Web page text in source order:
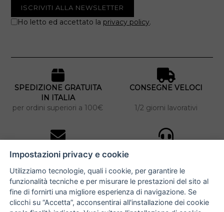
Ho letto ed accettato la privacy policy.
SPEDIZIONE GRATUITA
IN ITALIA
per ordini superiori a 100€
CONSEGNE VELOCI
1/2 giorni lavorativi
iscriviti alla newsletter
per tutti gli ordini
NUCCIA COSTANTINO
Impostazioni privacy e cookie
Utilizziamo tecnologie, quali i cookie, per garantire le
funzionalità tecniche e per misurare le prestazioni del sito al
fine di fornirti una migliore esperienza di navigazione. Se
clicchi su “Accetta”, acconsentirai all'installazione dei cookie